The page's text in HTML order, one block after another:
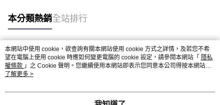
本分類熱銷全站排行
熱門標籤
本網站中使用 cookie，欲查詢有關本網站使用 cookie 方式之詳情，及若您不希
望在電腦上使用 cookie 時應如何變更電腦的 cookie 設定，請參閱本網站「 隱私
權條款 」之 Cookie 聲明。您繼續使用本網站即表示您同意本公司得按本網站使
用條款之 Cookie 聲明使用 cookie。
了解更多 >